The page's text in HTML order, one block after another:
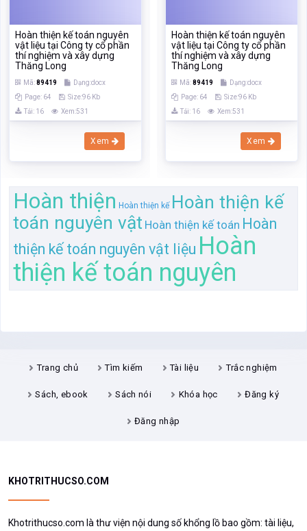
Hoàn thiện kế toán nguyên
vật liệu tại Công ty cổ phần
thí nghiệm và xây dựng
Thăng Long
Mã:89419
Dạng:docx
Page: 64
Size:96 Kb
Tải: 16
Xem:531
Xem
Hoàn thiện kế toán nguyên
vật liệu tại Công ty cổ phần
thí nghiệm và xây dựng
Thăng Long
Mã:89419
Dạng:docx
Page: 64
Size:96 Kb
Tải: 16
Xem:531
Xem
Hoàn thiện Hoàn thiện kế Hoàn thiện kế
toán nguyên vật Hoàn thiện kế toán Hoàn
thiện kế toán nguyên vật liệu Hoàn
thiện kế toán nguyên
Trang chủ Tìm kiếm Tài liệu Trắc nghiệm
Sách, ebook Sách nói Khóa học Đăng ký
Đăng nhập
KHOTRITHUCSO.COM
Khotrithucso.com là thư viện nội dung số khổng lồ bao gồm: tài liệu,